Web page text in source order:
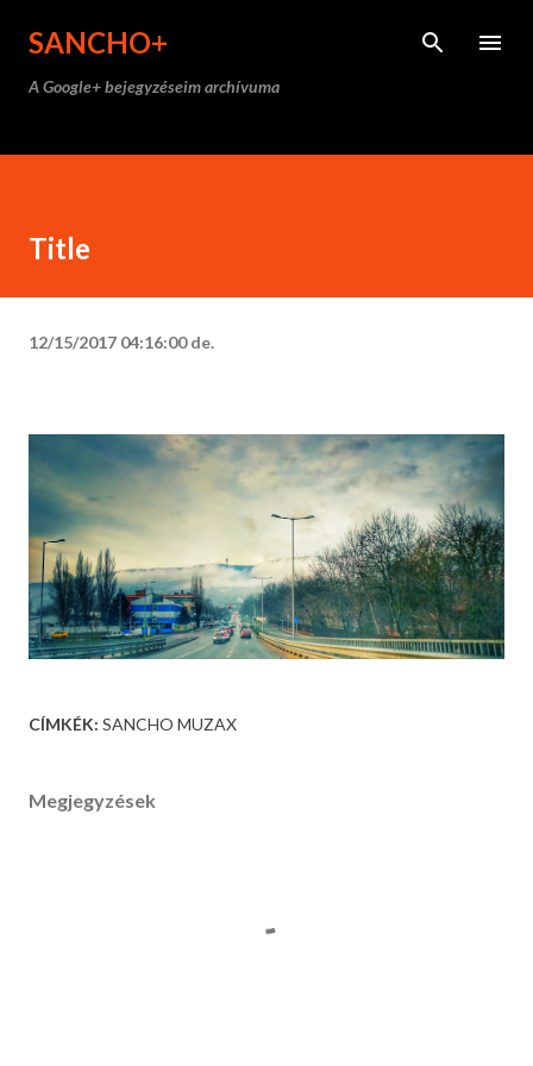
SANCHO+
A Google+ bejegyzéseim archívuma
Title
12/15/2017 04:16:00 de.
CÍMKÉK: SANCHO MUZAX
Megjegyzések